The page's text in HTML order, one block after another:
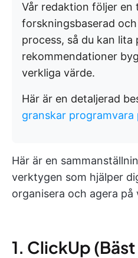
Vår redaktion följer en
forskningsbaserad
process, så du kan lita
rekommendationer
verkliga värde.
Här är en detaljerad
granskar programvara
Här är en
verktygen som hjälper
organisera och agera på
1. ClickUp